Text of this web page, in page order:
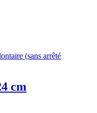
(sans arrêté
cm